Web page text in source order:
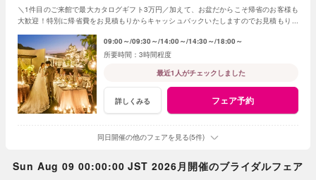
＼1件目のご来館で最大カタログギフト3万円／加えて、お盆だからこそ帰省のお客様も
大歓迎！特別に帰省費をお見積もりからキャッシュバックいたしますのでお見積もり作
09:00～ 09:30～ 14:00～ 14:30～ 18:00～
3時間程度
最近1人がチェックしました
詳しくみる フェア予約
同日開催の他のフェアを見る(5件)
Sun Aug 09 00:00:00 JST 2026月開催のブライダルフェア